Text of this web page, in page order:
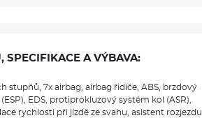
SPECIFIKACE A VÝBAVA:
stupňů, 7x airbag, airbag řidiče, ABS, brzdový
EDS, protiprokluzový systém kol (ASR),
rychlosti při jízdě ze svahu, asistent rozjezdu